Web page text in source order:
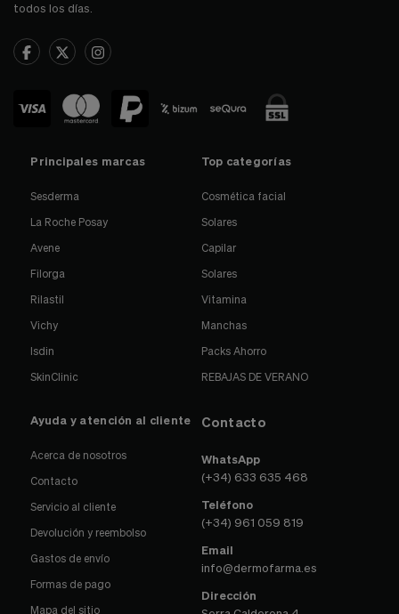
todos los días.
Principales marcas
Sesderma
La Roche Posay
Avene
Filorga
Rilastil
Vichy
Isdin
SkinClinic
Top categorías
Cosmética facial
Solares
Capilar
Solares
Vitamina
Manchas
Packs Ahorro
REBAJAS DE VERANO
Ayuda y atención al cliente
Acerca de nosotros
Contacto
Servicio al cliente
Devolución y reembolso
Gastos de envío
Formas de pago
Mapa del sitio
Contacto
WhatsApp
(+34) 633 635 468
Teléfono
(+34) 961 059 819
Email
info@dermofarma.es
Dirección